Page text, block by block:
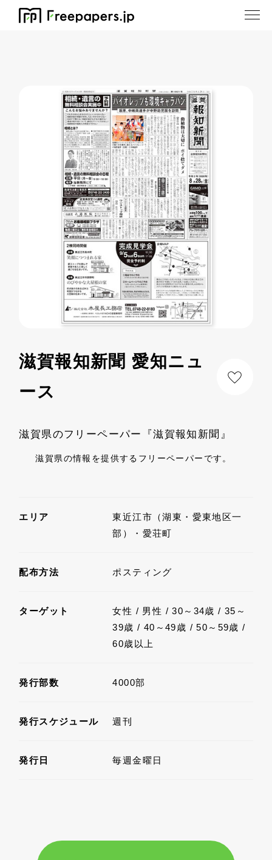
ホーム 滋賀報知新聞 愛知ニュース
滋賀報知新聞 愛知ニュ
ース
滋賀県のフリーペーパー『滋賀報知新聞』
滋賀県の情報を提供するフリーペーパーです。
エリア
東近江市（湖東・愛東地区一
部）・愛荘町
配布方法 ポスティング
ターゲット
女性 / 男性 / 30～34歳 / 35～
39歳 / 40～49歳 / 50～59歳 /
60歳以上
発行部数 4000部
発行スケジュール 週刊
発行日 毎週金曜日